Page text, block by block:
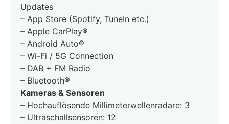
Updates
– App Store (Spotify, TuneIn etc.)
– Apple CarPlay®
– Android Auto®
– Wi-Fi / 5G Connection
– DAB + FM Radio
– Bluetooth®
Kameras & Sensoren
– Hochauflösende Millimeterwellenradare: 3
– Ultraschallsensoren: 12